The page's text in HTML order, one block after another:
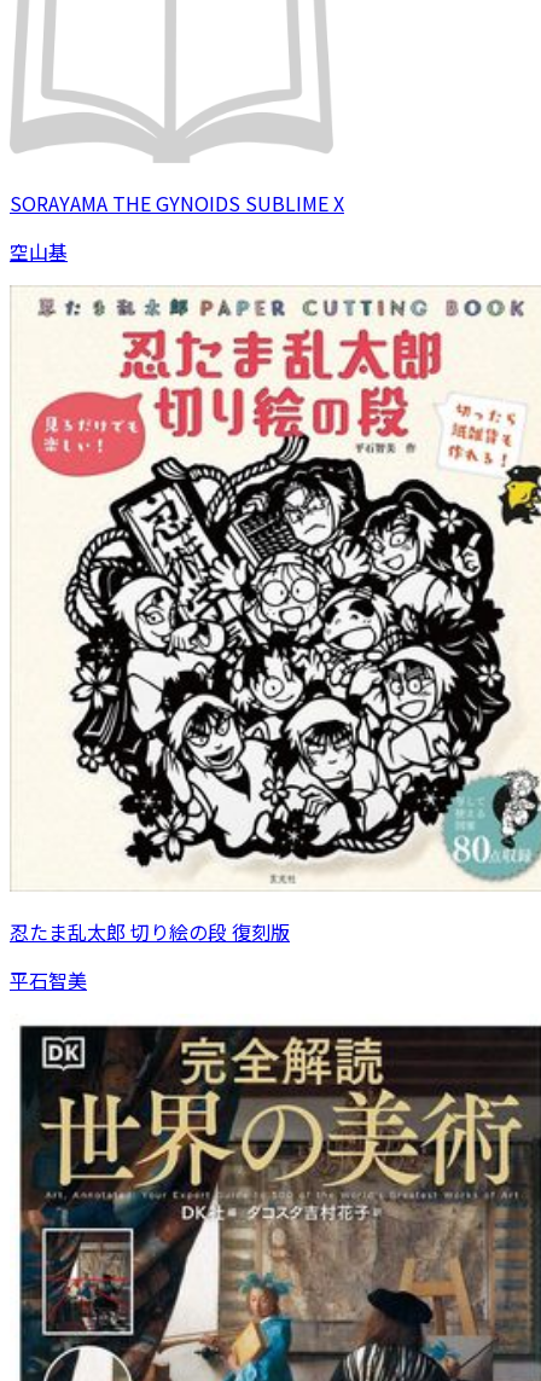
SORAYAMA THE GYNOIDS SUBLIME X
空山基
忍たま乱太郎 切り絵の段 復刻版
平石智美